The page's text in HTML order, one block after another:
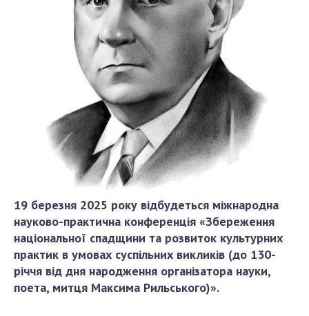
ДІЯЛЬНІСТЬ
Засідання Президії НАН України
Сесії Загальних зборів НАН України
Річні звіти НАН України
Річні фінансові звіти НАН України
Наукові публікації та видавнича діяльність
Охорона прав інтелектуальної власності та
трансфер технологій в наукових установах
Наукові об'єкти, що становлять національне
надбання
Центри колективного користування
науковими приладами НАН України
Оцінювання ефективності діяльності
наукових установ
Конкурси наукових досліджень НАН України
19 березня 2025 року відбудеться міжнародна
науково-практична конференція «Збереження
національної спадщини та розвиток культурних
практик в умовах суспільних викликів (до 130-
річчя від дня народження організатора науки,
поета, митця Максима Рильського)».